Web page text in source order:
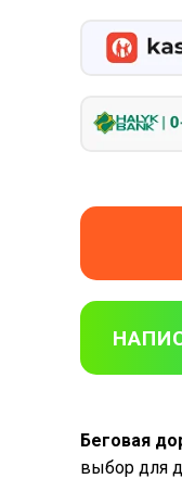
Беговая
выбор для